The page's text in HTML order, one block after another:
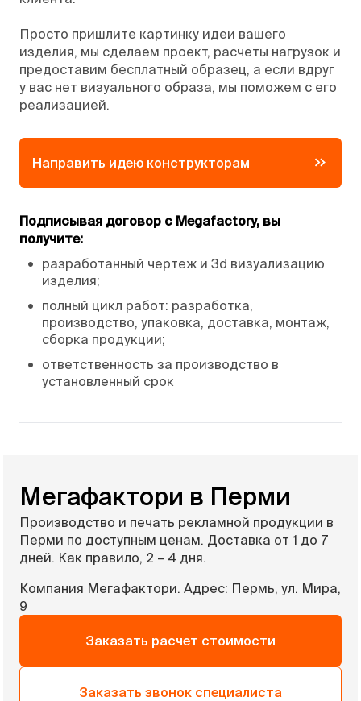
Просто пришлите картинку идеи вашего
изделия, мы сделаем проект, расчеты нагрузок и
предоставим бесплатный образец, а если вдруг
у вас нет визуального образа, мы поможем с его
реализацией.
Направить идею конструкторам
Подписывая договор с Megafactory, вы
получите:
•
разработанный чертеж и 3d визуализацию
изделия;
•
полный цикл работ: разработка,
производство, упаковка, доставка, монтаж,
сборка продукции;
•
ответственность за производство в
установленный срок
Мегафактори в Перми
Производство и печать рекламной продукции в
Перми по доступным ценам. Доставка от 1 до 7
дней. Как правило, 2 – 4 дня.
Компания Мегафактори. Адрес: Пермь, ул. Мира,
9
Заказать расчет стоимости
Заказать звонок специалиста